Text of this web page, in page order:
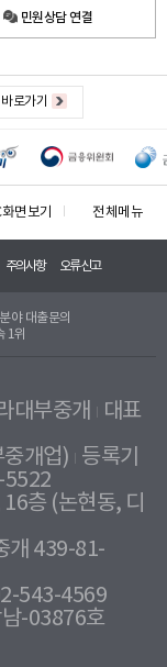
민원상담 연결
로가기
면보기 전체메뉴
주의사항 오류신고
야 대출문의
1위
대부중개
대표
개업) 등록기
5522
층 (논현동, 디
개 439-81-
543-4569
-03876호